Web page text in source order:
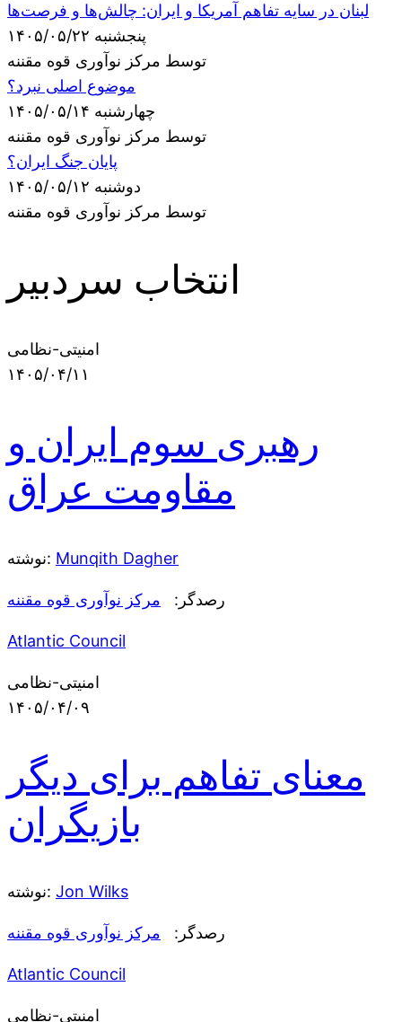
لبنان در سایه تفاهم آمریکا و ایران: چالش‌ها و فرصت‌ها
پنجشنبه ۱۴۰۵/۰۵/۲۲
توسط مرکز نوآوری قوه مقننه
موضوع اصلی نبرد؟
چهارشنبه ۱۴۰۵/۰۵/۱۴
توسط مرکز نوآوری قوه مقننه
پایان جنگ ایران؟
دوشنبه ۱۴۰۵/۰۵/۱۲
توسط مرکز نوآوری قوه مقننه
انتخاب سردبیر
امنیتی-نظامی
۱۴۰۵/۰۴/۱۱
رهبری سوم ایران و
مقاومت عراق
نوشته: Munqith Dagher
رصدگر: مرکز نوآوری قوه مقننه
Atlantic Council
امنیتی-نظامی
۱۴۰۵/۰۴/۰۹
معنای تفاهم برای دیگر
بازیگران
نوشته: Jon Wilks
رصدگر: مرکز نوآوری قوه مقننه
Atlantic Council
امنیتی-نظامی